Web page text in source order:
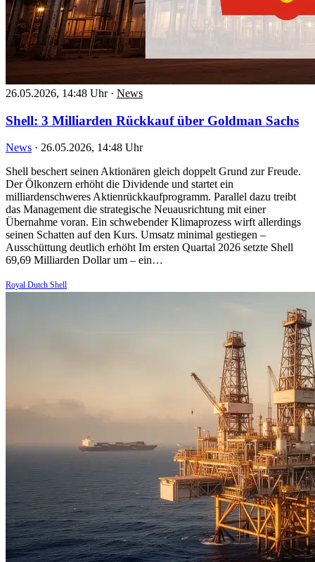
26.05.2026, 14:48 Uhr · News
Shell: 3 Milliarden Rückkauf über Goldman Sachs
News · 26.05.2026, 14:48 Uhr
Shell beschert seinen Aktionären gleich doppelt Grund zur Freude.
Der Ölkonzern erhöht die Dividende und startet ein
milliardenschweres Aktienrückkaufprogramm. Parallel dazu treibt
das Management die strategische Neuausrichtung mit einer
Übernahme voran. Ein schwebender Klimaprozess wirft allerdings
seinen Schatten auf den Kurs. Umsatz minimal gestiegen –
Ausschüttung deutlich erhöht Im ersten Quartal 2026 setzte Shell
69,69 Milliarden Dollar um – ein…
Royal Dutch Shell